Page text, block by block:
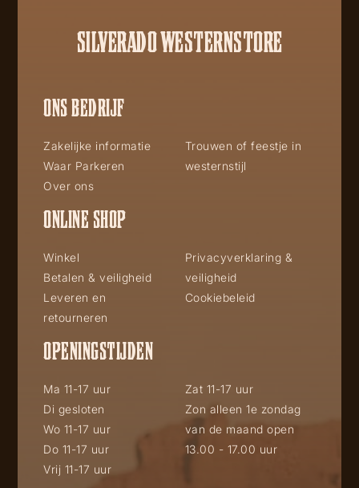
SILVERADO WESTERNSTORE
ONS BEDRIJF
Zakelijke informatie
Waar Parkeren
Over ons
Trouwen of feestje in
westernstijl
ONLINE SHOP
Winkel
Betalen & veiligheid
Leveren en
retourneren
Privacyverklaring &
veiligheid
Cookiebeleid
OPENINGSTIJDEN
Ma 11-17 uur
Di gesloten
Wo 11-17 uur
Do 11-17 uur
Vrij 11-17 uur
Zat 11-17 uur
Zon alleen 1e zondag
van de maand open
13.00 - 17.00 uur